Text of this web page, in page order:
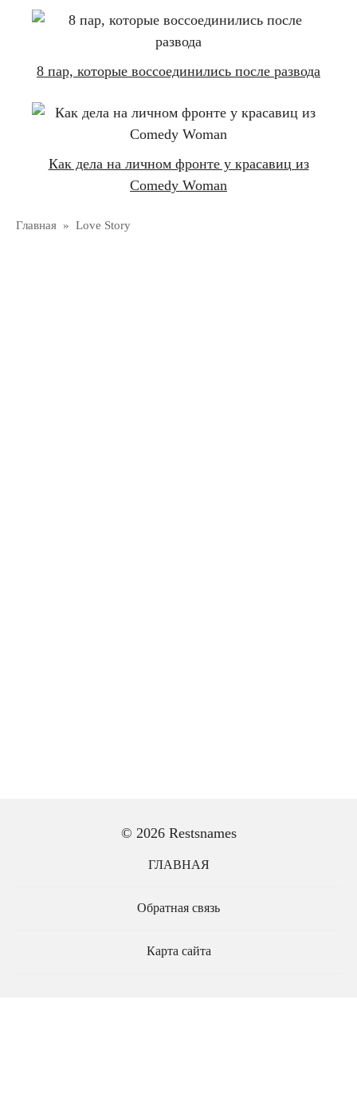
8 пар, которые воссоединились после развода
Как дела на личном фронте у красавиц из
Comedy Woman
Главная » Love Story
© 2026 Restsnames
ГЛАВНАЯ
Обратная связь
Карта сайта